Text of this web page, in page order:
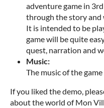
adventure game in
through the story and
It is intended to be
game will be quite
quest, narration and
Music:
The music of the
If you liked the demo,
about the world of Mon